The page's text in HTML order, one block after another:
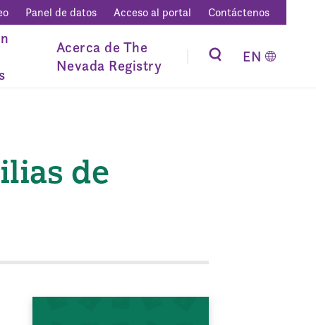
Panel de datos Acceso al portal Contáctenos
Acerca de The
Nevada Registry
EN
de